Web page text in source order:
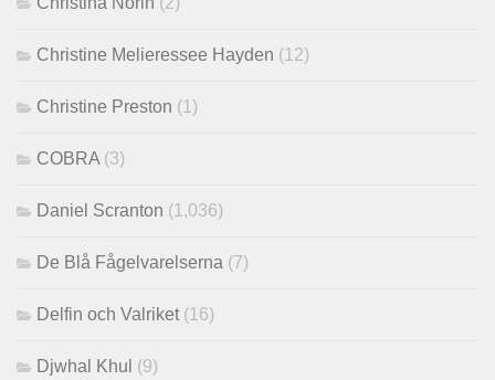
Christine Melieressee Hayden (12)
Christine Preston (1)
COBRA (3)
Daniel Scranton (1,036)
De Blå Fågelvarelserna (7)
Delfin och Valriket (16)
Djwhal Khul (9)